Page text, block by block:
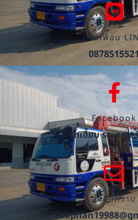
เพิ่มเพื่อน
0878515521
Facebook
รถเฮี๊ยบ รถเครน
ส่งข้อความ